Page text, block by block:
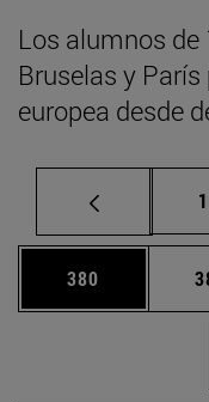
Los alumnos de
Bruselas y
europea desde
1
Página
380